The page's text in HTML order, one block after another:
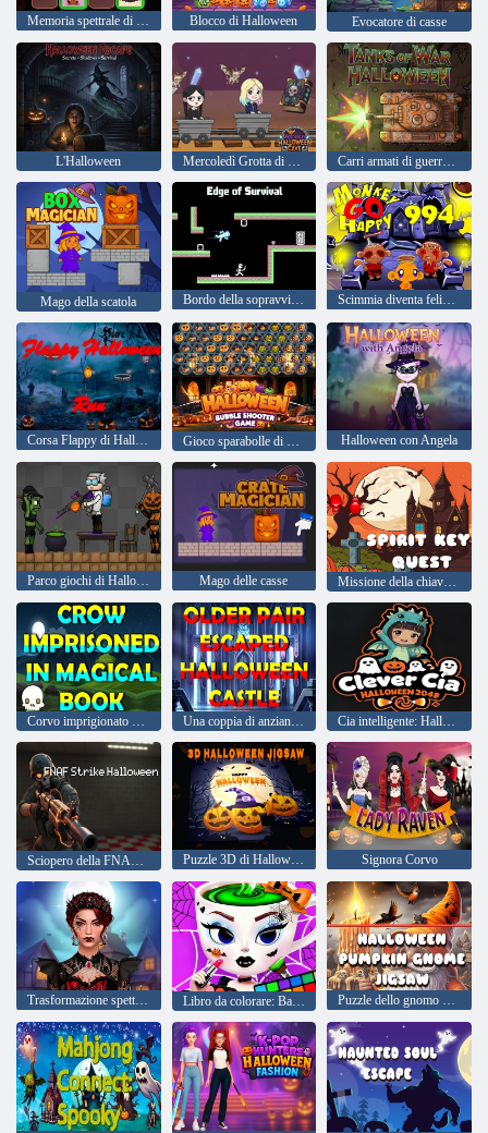
Memoria spettrale di Cia intelligente Blocco di Halloween Evocatore di casse
L'Halloween
Mago della scatola Bordo della sopravvivenza Scimmia diventa felice, palco 994
Corsa Flappy di Halloween Gioco sparabolle di Halloween Halloween con Angela
Mago delle casse Missione della chiave spirituale
Una coppia di anziani è scappata dal castello di Halloween
Sciopero della FNAF ad Halloween Puzzle 3D di Halloween Signora Corvo
Trasformazione spettrale di Halloween Libro da colorare: Ballerina di Halloween Cappuccina Puzzle dello gnomo della zucca di Halloween